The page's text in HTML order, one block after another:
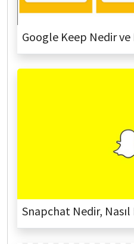
Google Keep Nedir ve
Snapchat Nedir, Nasıl